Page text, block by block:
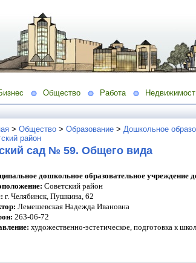
Общество Работа
> Общество > Образование > Дошкольное
район
сад № 59. Общего вида
дошкольное образовательное учреждение
Советский район
г. Челябинск, Пушкина, 62
Лемешевская Надежда Ивановна
263-06-72
художественно-эстетическое, подготовка к